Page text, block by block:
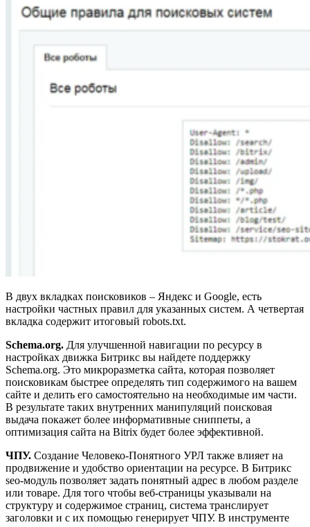
В двух вкладках поисковиков – Яндекс и Google, есть
настройки частных правил для указанных систем. А четвертая
вкладка содержит итоговый robots.txt.
Schema.org. Для улучшенной навигации по ресурсу в
настройках движка Битрикс вы найдете поддержку
Schema.org. Это микроразметка сайта, которая позволяет
поисковикам быстрее определять тип содержимого на вашем
сайте и делить его самостоятельно на необходимые им части.
В результате таких внутренних манипуляций поисковая
выдача покажет более информативные сниппеты, а
оптимизация сайта на Bitrix будет более эффективной.
ЧПУ. Создание Человеко-Понятного УРЛ также влияет на
продвижение и удобство ориентации на ресурсе. В Битрикс
seo-модуль позволяет задать понятный адрес в любом разделе
или товаре. Для того чтобы веб-страницы указывали на
структуру и содержимое страниц, система транслирует
заголовки и с их помощью генерирует ЧПУ. В инструменте